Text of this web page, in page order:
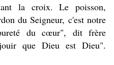
la croix. Le poisson,
du Seigneur, c'est notre
du cœur", dit frère
que Dieu est Dieu".